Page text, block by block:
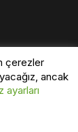
çerezler
ancak
ayarları